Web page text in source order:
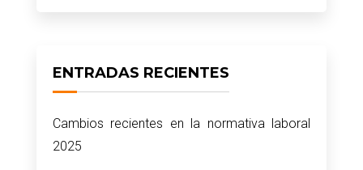
ENTRADAS RECIENTES
Cambios recientes en la normativa laboral
2025